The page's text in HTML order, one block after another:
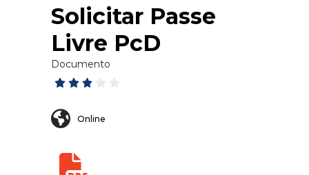
Solicitar Passe
Livre PcD
Documento
Online